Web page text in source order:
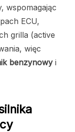
wspomagając
ECU,
grilla (active
więc
benzynowyi